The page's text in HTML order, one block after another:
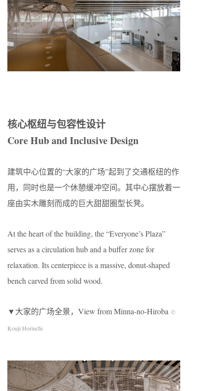
核心枢纽与包容性设计
Core Hub and Inclusive Design
建筑中心位置的“大家的广场”起到了交通枢纽的作
用，同时也是一个休憩缓冲空间。其中心摆放着一
座由实木雕刻而成的巨大甜甜圈型长凳。
At the heart of the building, the “Everyone’s Plaza”
serves as a circulation hub and a buffer zone for
relaxation. Its centerpiece is a massive, donut-shaped
bench carved from solid wood.
▼大家的广场全景，View from Minna-no-Hiroba ©
Kouji Horiuchi